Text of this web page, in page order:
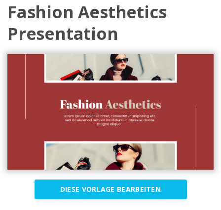
Fashion Aesthetics
Presentation
DIESE VORLAGE BEARBEITEN